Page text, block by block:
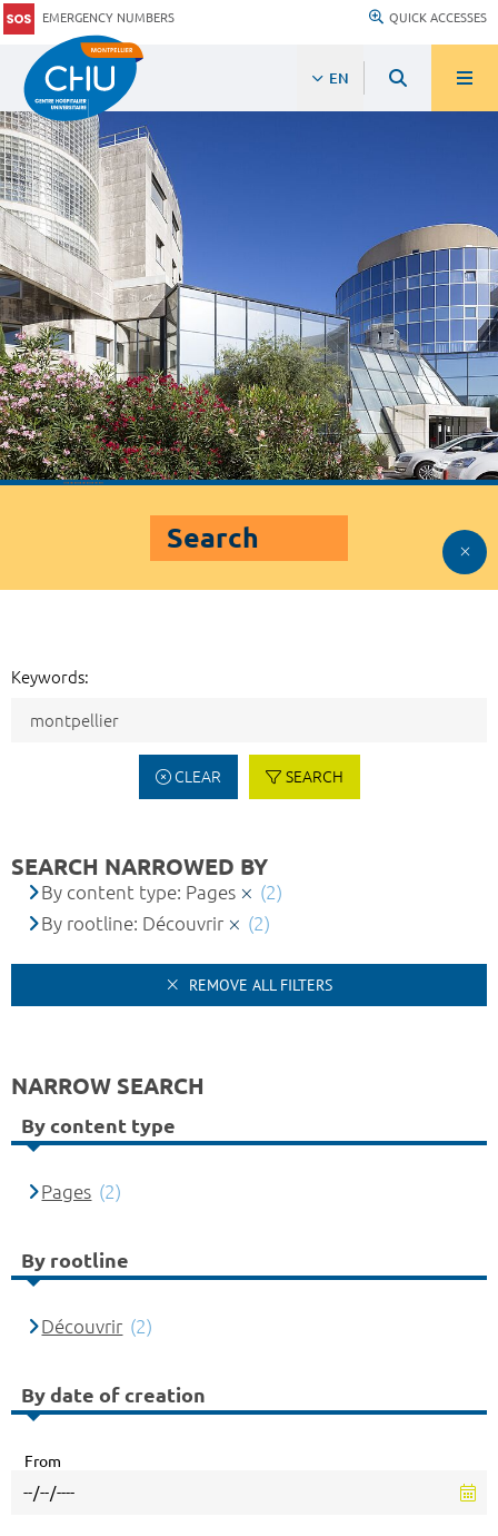
EMERGENCY NUMBERS QUICK ACCESSES
EN
Search
Keywords:
CLEAR SEARCH
SEARCH NARROWED BY
By content type: Pages
(2)
By rootline: Découvrir
(2)
REMOVE ALL FILTERS
NARROW SEARCH
By content type
Pages (2)
By rootline
Découvrir (2)
By date of creation
From